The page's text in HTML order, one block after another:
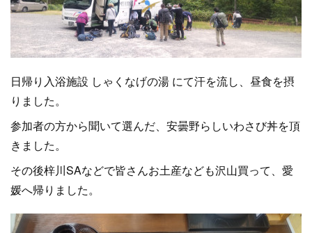
日帰り入浴施設 しゃくなげの湯 にて汗を流し、昼食を摂
りました。
参加者の方から聞いて選んだ、安曇野らしいわさび丼を頂
きました。
その後梓川SAなどで皆さんお土産なども沢山買って、愛
媛へ帰りました。